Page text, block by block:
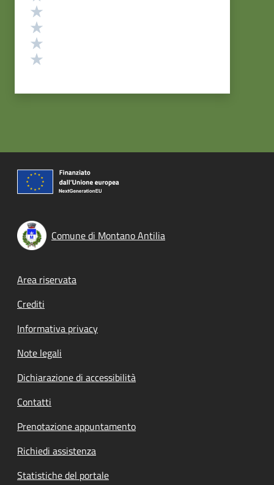
Comune di Montano Antilia
Footer menu
Area riservata
Crediti
Informativa privacy
Note legali
Dichiarazione di accessibilità
Contatti
Prenotazione appuntamento
Richiedi assistenza
Statistiche del portale